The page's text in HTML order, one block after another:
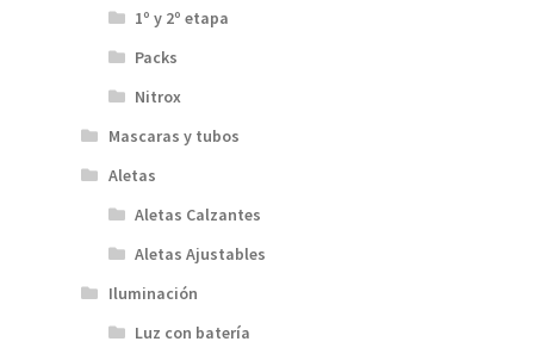
1º y 2º etapa
Packs
Nitrox
Mascaras y tubos
Aletas
Aletas Calzantes
Aletas Ajustables
Iluminación
Luz con batería